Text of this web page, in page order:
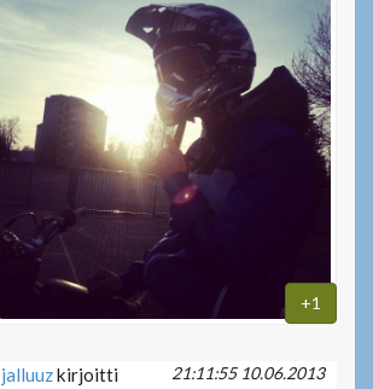
+1
21:11:55 10.06.2013
jalluuzkirjoitti